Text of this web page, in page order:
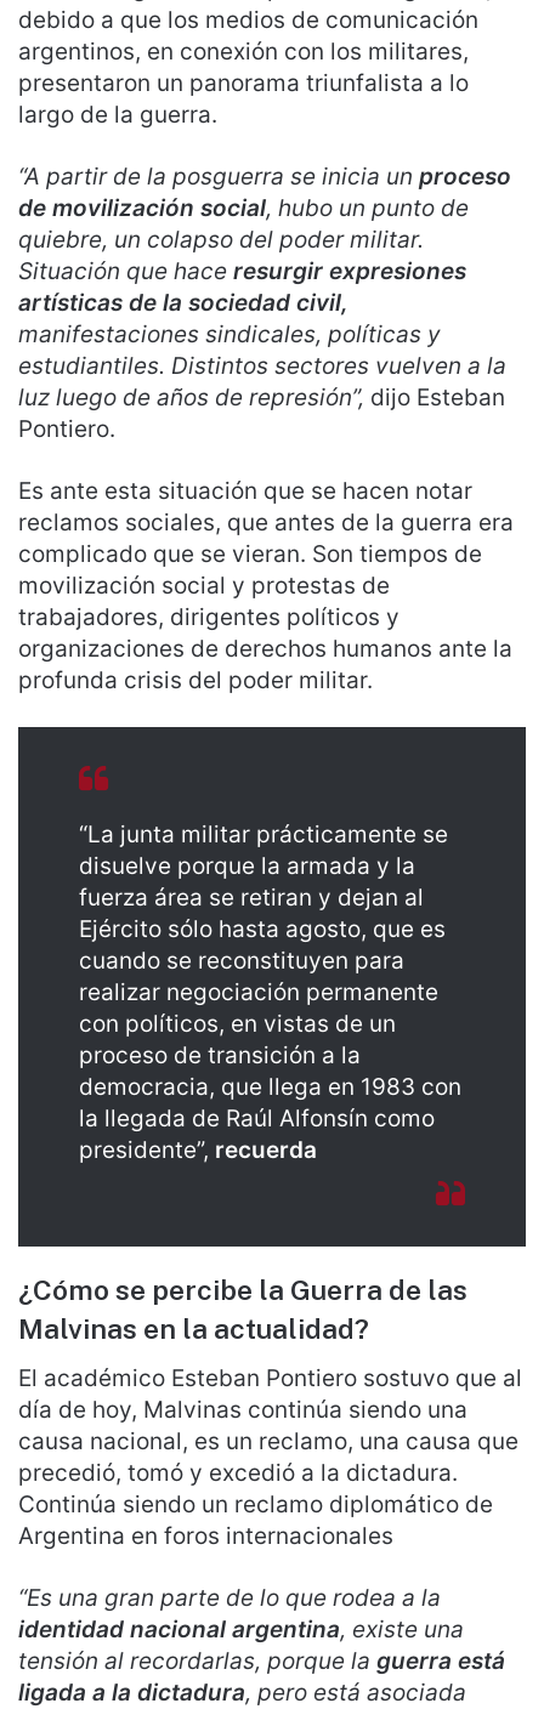
debido a que los medios de comunicación
argentinos, en conexión con los militares,
presentaron un panorama triunfalista a lo
largo de la guerra.
“A partir de la posguerra se inicia un proceso
de movilización social, hubo un punto de
quiebre, un colapso del poder militar.
Situación que hace resurgir expresiones
artísticas de la sociedad civil,
manifestaciones sindicales, políticas y
estudiantiles. Distintos sectores vuelven a la
luz luego de años de represión”, dijo Esteban
Pontiero.
Es ante esta situación que se hacen notar
reclamos sociales, que antes de la guerra era
complicado que se vieran. Son tiempos de
movilización social y protestas de
trabajadores, dirigentes políticos y
organizaciones de derechos humanos ante la
profunda crisis del poder militar.
“La junta militar prácticamente se
disuelve porque la armada y la
fuerza área se retiran y dejan al
Ejército sólo hasta agosto, que es
cuando se reconstituyen para
realizar negociación permanente
con políticos, en vistas de un
proceso de transición a la
democracia, que llega en 1983 con
la llegada de Raúl Alfonsín como
presidente”, recuerda
¿Cómo se percibe la Guerra de las
Malvinas en la actualidad?
El académico Esteban Pontiero sostuvo que al
día de hoy, Malvinas continúa siendo una
causa nacional, es un reclamo, una causa que
precedió, tomó y excedió a la dictadura.
Continúa siendo un reclamo diplomático de
Argentina en foros internacionales
“Es una gran parte de lo que rodea a la
identidad nacional argentina, existe una
tensión al recordarlas, porque la guerra está
ligada a la dictadura, pero está asociada